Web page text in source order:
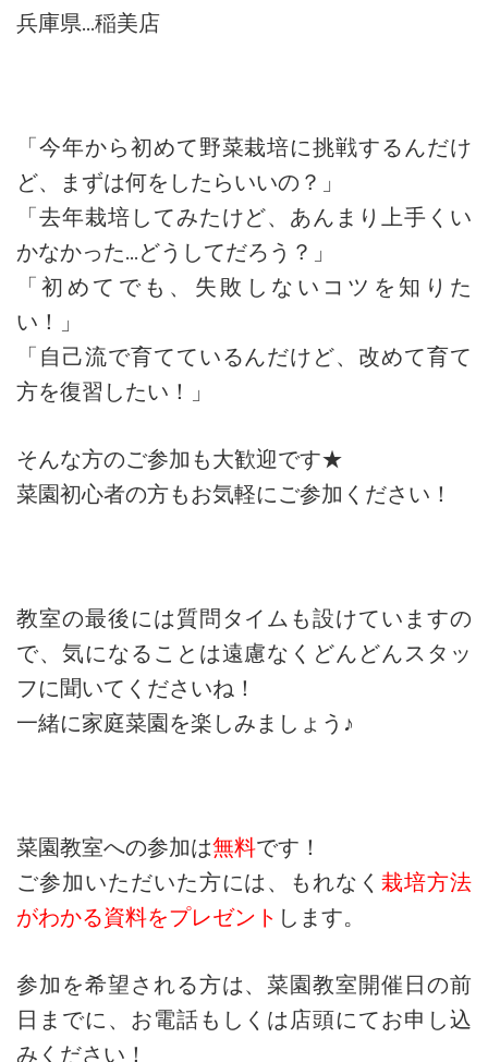
兵庫県…稲美店
「今年から初めて野菜栽培に挑戦するんだけ
ど、まずは何をしたらいいの？」
「去年栽培してみたけど、あんまり上手くい
かなかった…どうしてだろう？」
「初めてでも、失敗しないコツを知りた
い！」
「自己流で育てているんだけど、改めて育て
方を復習したい！」
そんな方のご参加も大歓迎です★
菜園初心者の方もお気軽にご参加ください！
教室の最後には質問タイムも設けていますの
で、気になることは遠慮なくどんどんスタッ
フに聞いてくださいね！
一緒に家庭菜園を楽しみましょう♪
菜園教室への参加は無料です！
ご参加いただいた方には、もれなく栽培方法
がわかる資料をプレゼント します。
参加を希望される方は、菜園教室開催日の前
日までに、お電話もしくは店頭にてお申し込
みください！